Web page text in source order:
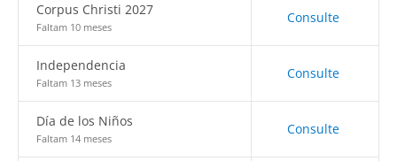
Corpus Christi 2027
Faltam 10 meses
Consulte
Independencia
Faltam 13 meses
Consulte
Día de los Niños
Faltam 14 meses
Consulte